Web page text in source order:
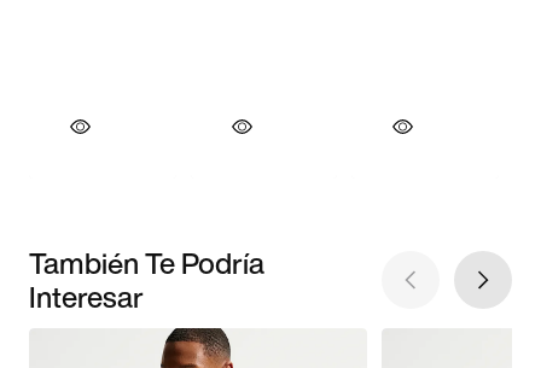
También Te Podría
Interesar